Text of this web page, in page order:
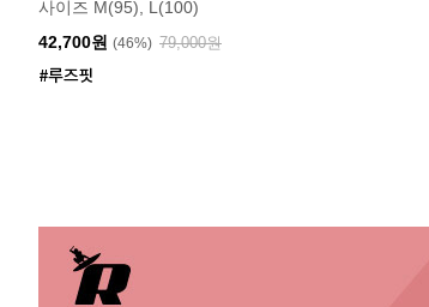
사이즈 M(95), L(100)
42,700원 (46%) 79,000원